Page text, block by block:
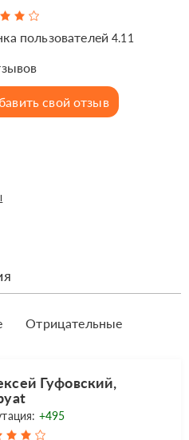
пользователей4.11
свой отзыв
Отрицательные
Гуфовский,
+495